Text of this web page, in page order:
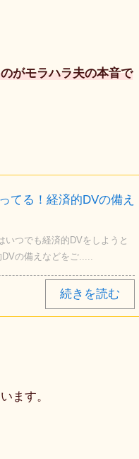
がモラハラ夫の本音で
てる！経済的DVの備え
つでも経済的DVをしようと
の備えなどをご.....
ます。